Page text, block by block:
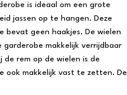
is ideaal om een grote
jassen op te hangen. Deze
bevat geen haakjes. De wielen
garderobe makkelijk verrijdbaar
de rem op de wielen is de
ook makkelijk vast te zetten. De